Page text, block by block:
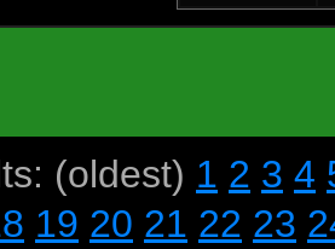
(oldest) 1 2 3 4
19 20 21 22 23